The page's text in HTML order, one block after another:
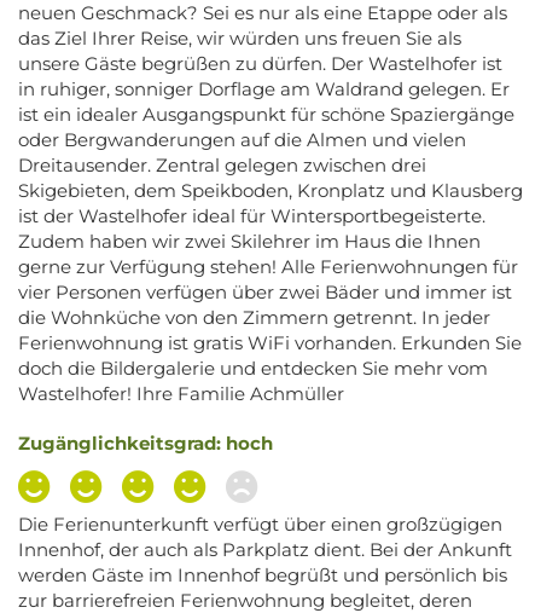
neuen Geschmack? Sei es nur als eine Etappe oder als
das Ziel Ihrer Reise, wir würden uns freuen Sie als
unsere Gäste begrüßen zu dürfen. Der Wastelhofer ist
in ruhiger, sonniger Dorflage am Waldrand gelegen. Er
ist ein idealer Ausgangspunkt für schöne Spaziergänge
oder Bergwanderungen auf die Almen und vielen
Dreitausender. Zentral gelegen zwischen drei
Skigebieten, dem Speikboden, Kronplatz und Klausberg
ist der Wastelhofer ideal für Wintersportbegeisterte.
Zudem haben wir zwei Skilehrer im Haus die Ihnen
gerne zur Verfügung stehen! Alle Ferienwohnungen für
vier Personen verfügen über zwei Bäder und immer ist
die Wohnküche von den Zimmern getrennt. In jeder
Ferienwohnung ist gratis WiFi vorhanden. Erkunden Sie
doch die Bildergalerie und entdecken Sie mehr vom
Wastelhofer! Ihre Familie Achmüller
Zugänglichkeitsgrad: hoch
Die Ferienunterkunft verfügt über einen großzügigen
Innenhof, der auch als Parkplatz dient. Bei der Ankunft
werden Gäste im Innenhof begrüßt und persönlich bis
zur barrierefreien Ferienwohnung begleitet, deren